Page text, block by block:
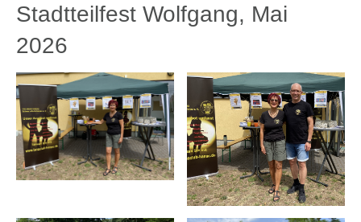
Stadtteilfest Wolfgang, Mai
2026